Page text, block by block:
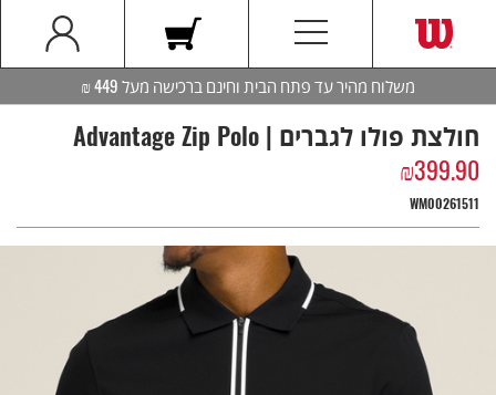
משלוח מהיר עד פתח הבית וחינם ברכישה מעל 449 ₪
חולצת פולו לגברים | Advantage Zip Polo
₪399.90
WM00261511